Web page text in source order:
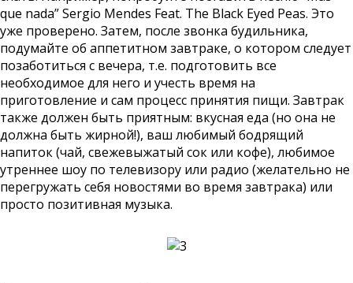
que nada” Sergio Mendes Feat. The Black Eyed Peas. Это
уже проверено. Затем, после звонка будильника,
подумайте об аппетитном завтраке, о котором следует
позаботиться с вечера, т.е. подготовить все
необходимое для него и учесть время на
приготовление и сам процесс принятия пищи. Завтрак
также должен быть приятным: вкусная еда (но она не
должна быть жирной!), ваш любимый бодрящий
напиток (чай, свежевыжатый сок или кофе), любимое
утреннее шоу по телевизору или радио (желательно не
перегружать себя новостями во время завтрака) или
просто позитивная музыка.